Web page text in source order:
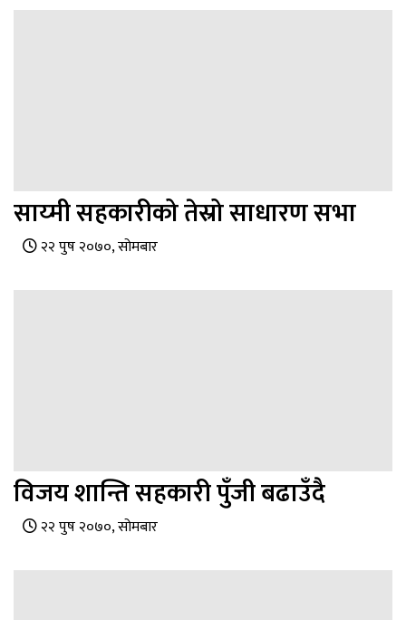
साय्मी सहकारीको तेस्रो साधारण सभा
२२ पुष २०७०, सोमबार
विजय शान्ति सहकारी पुँजी बढाउँदै
२२ पुष २०७०, सोमबार